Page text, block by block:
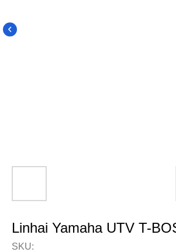
Linhai Yamaha UTV T-
SKU: